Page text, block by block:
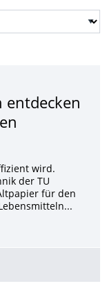
entdecken
wird.
der TU
für den